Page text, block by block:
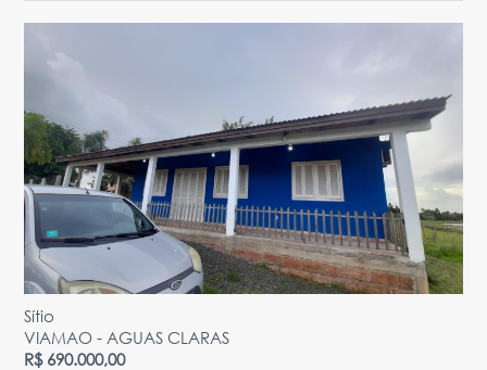
Sítio
VIAMAO - AGUAS CLARAS
R$ 690.000,00